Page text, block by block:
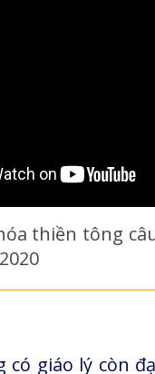
thiền tông
có giáo lý còn